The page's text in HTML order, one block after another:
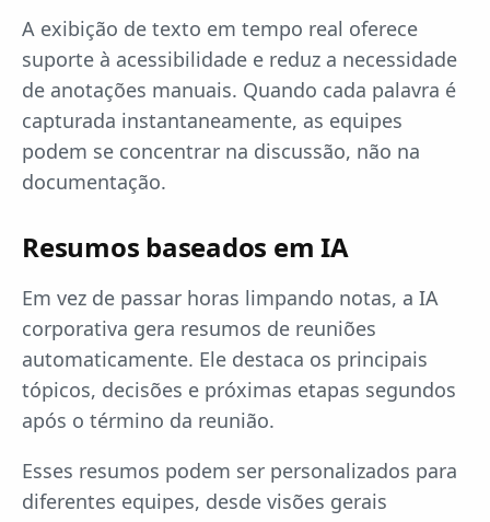
A exibição de texto em tempo real oferece
suporte à acessibilidade e reduz a necessidade
de anotações manuais. Quando cada palavra é
capturada instantaneamente, as equipes
podem se concentrar na discussão, não na
documentação.
Resumos baseados em IA
Em vez de passar horas limpando notas, a IA
corporativa gera resumos de reuniões
automaticamente. Ele destaca os principais
tópicos, decisões e próximas etapas segundos
após o término da reunião.
Esses resumos podem ser personalizados para
diferentes equipes, desde visões gerais